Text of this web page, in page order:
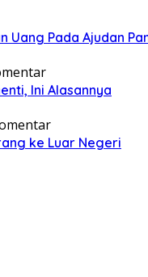
Uang Pada Ajudan
Ini Alasannya
ke Luar Negeri